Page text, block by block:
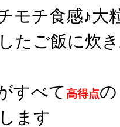
モチ食感♪大
たご飯に炊
すべて高得点の
ます